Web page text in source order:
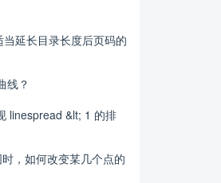
延长目录长度后页码的
线？
linespread &lt; 1 的排
，如何改变某几个点的